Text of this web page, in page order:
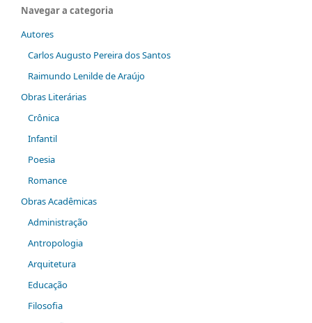
Navegar a categoria
Autores
Carlos Augusto Pereira dos Santos
Raimundo Lenilde de Araújo
Obras Literárias
Crônica
Infantil
Poesia
Romance
Obras Acadêmicas
Administração
Antropologia
Arquitetura
Educação
Filosofia